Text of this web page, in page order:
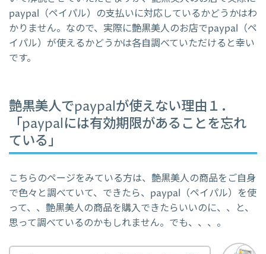
paypal（ペイパル）の支払いに対応しているかどうかはわ
かりません。なので、実際に艶黒美人のお店でpaypal（ペ
イパル）が使えるかどうかは各自調べていただけると幸い
です。
艶黒美人でpaypalが使えない理由１．
「paypalには有効期限があることを忘れ
ている」
こちらのページをみている方は、艶黒美人の商品をご自身
で色々と調べていて、できたら、paypal（ペイパル）を使
って、、艶黒美人の商品を購入できたらいいのに、、と、
思って調べているのかもしれません。でも、、、。